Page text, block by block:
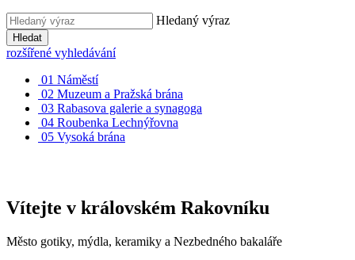
Hledaný výraz
Hledat
rozšířené vyhledávání
01 Náměstí
02 Muzeum a Pražská brána
03 Rabasova galerie a synagoga
04 Roubenka Lechnýřovna
05 Vysoká brána
Vítejte v královském Rakovníku
Město gotiky, mýdla, keramiky a Nezbedného bakaláře